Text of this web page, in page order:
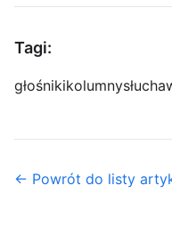
Tagi:
głośnikikolumny
← Powrót do listy